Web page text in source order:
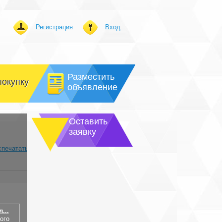
Вход
Регистрация
Разместить
объявление
Оставить
заявку